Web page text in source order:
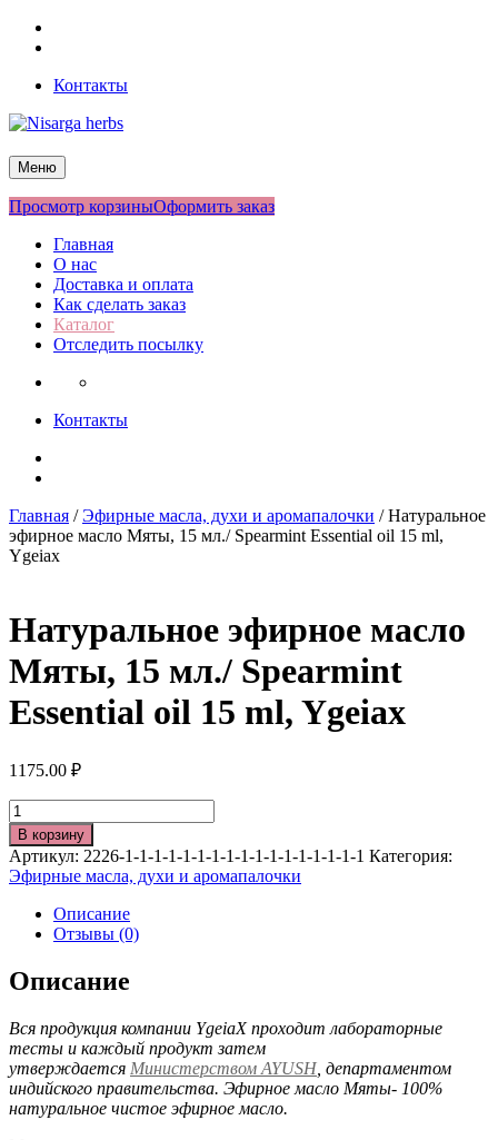
Перейти
Контакты
Nisarga herbs
Меню
Просмотр корзиныОформить заказ
Главная
О нас
Доставка и оплата
Как сделать заказ
Каталог
Отследить посылку
Контакты
Главная /Эфирные масла, духи и аромапалочки / Натуральное
эфирное масло Мяты, 15 мл./ Spearmint Essential oil 15 ml,
Ygeiax
Натуральное эфирное масло
Мяты, 15 мл./ Spearmint
Essential oil 15 ml, Ygeiax
1175.00 ₽
Количество
В корзину
Артикул: 2226-1-1-1-1-1-1-1-1-1-1-1-1-1-1-1-1-1 Категория:
Эфирные масла, духи и аромапалочки
Описание
Отзывы (0)
Описание
Вся продукция компании YgeiaX проходит лабораторные
тесты и каждый продукт затем
утверждается Министерством AYUSH , департаментом
индийского правительства. Эфирное масло Мяты- 100%
натуральное чистое эфирное масло.